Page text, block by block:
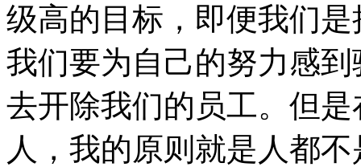
级高的目标，即便我们
我们要为自己的努力感
去开除我们的员工。但
人，我的原则就是人都